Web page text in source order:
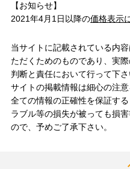
【お知らせ】
2021年4月1日以降の価格表示
当サイトに記載されている内
ただくためのものであり、実
判断と責任において行って下
サイトの掲載情報は細心の注
全ての情報の正確性を保証す
ラブル等の損失が被っても損
ので、予めご了承下さい。